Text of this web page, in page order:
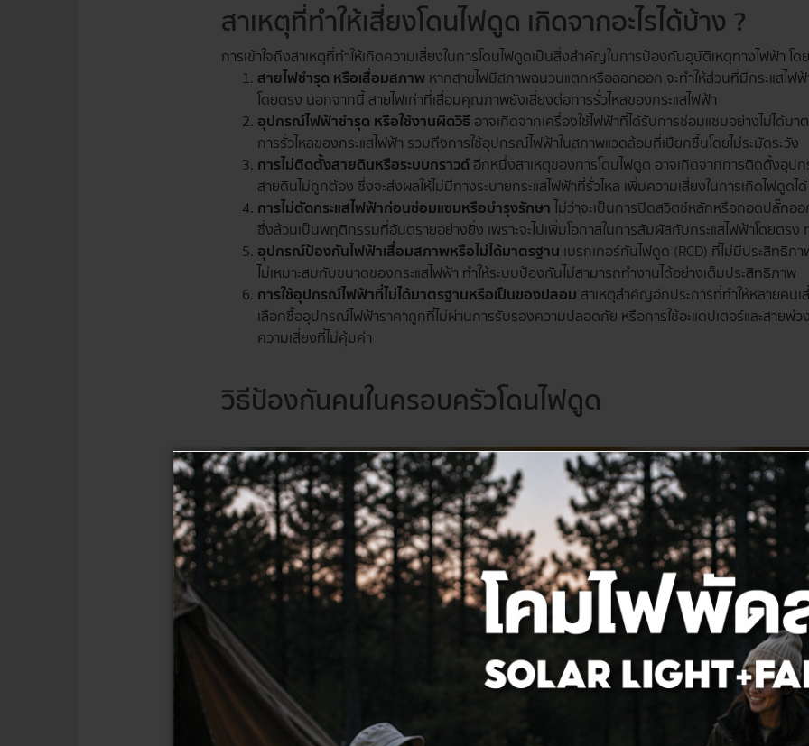
สาเหตุที่ทำให้เสี่ยงโดนไฟดูด เกิดจากอะไรได้บ้าง ?
การเข้าใจถึงสาเหตุที่ทำให้เกิดความเสี่ยงในการโดนไฟดูดเป็นสิ่งสำคัญในการป้องกันอุบัติเหตุทางไฟฟ้า โ
สายไฟชำรุด หรือเสื่อมสภาพ หากสายไฟมีสภาพฉนวนแตกหรือลอกออก จะทำให้ส่วนที่มีกระแสไฟฟ้
โดยตรง นอกจากนี้ สายไฟเก่าที่เสื่อมคุณภาพยังเสี่ยงต่อการรั่วไหลของกระแสไฟฟ้า
อุปกรณ์ไฟฟ้าชำรุด หรือใช้งานผิดวิธี อาจเกิดจากเครื่องใช้ไฟฟ้าที่ได้รับการซ่อมแซมอย่างไม่ได้มา
การรั่วไหลของกระแสไฟฟ้า รวมถึงการใช้อุปกรณ์ไฟฟ้าในสภาพแวดล้อมที่เปียกชื้นโดยไม่ระมัดระวัง
การไม่ติดตั้งสายดินหรือระบบกราวด์อีกหนึ่งสาเหตุของการโดนไฟดูด อาจเกิดจากการติดตั้งอุ
สายดินไม่ถูกต้อง ซึ่งจะส่งผลให้ไม่มีทางระบายกระแสไฟฟ้าที่รั่วไหล เพิ่มความเสี่ยงในการเกิดไฟดูดได้
การไม่ตัดกระแสไฟฟ้าก่อนซ่อมแซมหรือบำรุงรักษา ไม่ว่าจะเป็นการปิดสวิตช์หลักหรือถอดปลั๊กอ
ซึ่งล้วนเป็นพฤติกรรมที่อันตรายอย่างยิ่ง เพราะจะไปเพิ่มโอกาสในการสัมผัสกับกระแสไฟฟ้าโดยตรง
อุปกรณ์ป้องกันไฟฟ้าเสื่อมสภาพหรือไม่ได้มาตรฐาน เบรกเกอร์กันไฟดูด (RCD) ที่ไม่มีประสิทธิภ
ไม่เหมาะสมกับขนาดของกระแสไฟฟ้า ทำให้ระบบป้องกันไม่สามารถทำงานได้อย่างเต็มประสิทธิภาพ
การใช้อุปกรณ์ไฟฟ้าที่ไม่ได้มาตรฐานหรือเป็นของปลอม สาเหตุสำคัญอีกประการที่ทำให้หลายคน
เลือกซื้ออุปกรณ์ไฟฟ้าราคาถูกที่ไม่ผ่านการรับรองความปลอดภัย หรือการใช้อะแดปเตอร์และสายพ่
ความเสี่ยงที่ไม่คุ้มค่า
วิธีป้องกันคนในครอบครัวโดนไฟดูด